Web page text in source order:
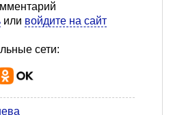
или войдите на сайт
сети: